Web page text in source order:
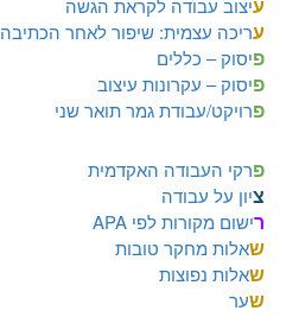
עריכה עצמית: שיפור לאחר הכתיבה
פיסוק – כללים
פיסוק – עקרונות עיצוב
פרויקט/עבודת גמר תואר שני
פרקי העבודה האקדמית
ציון על עבודה
רישום מקורות לפי APA
שאלות מחקר טובות
שאלות נפוצות
שער